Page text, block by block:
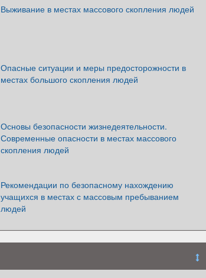
Выживание в местах массового скопления людей
Опасные ситуации и меры предосторожности в
местах большого скопления людей
Основы безопасности жизнедеятельности.
Современные опасности в местах массового
скопления людей
Рекомендации по безопасному нахождению
учащихся в местах с массовым пребыванием
людей